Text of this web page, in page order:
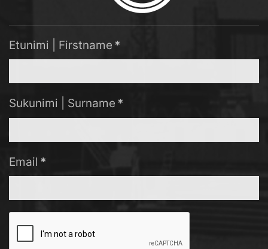
Etunimi | Firstname *
Sukunimi | Surname *
Email *